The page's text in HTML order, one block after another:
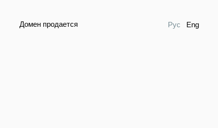
Домен продается Рус Eng